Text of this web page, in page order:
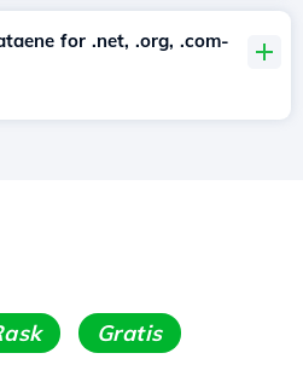
for .net, .org, .com-
Gratis